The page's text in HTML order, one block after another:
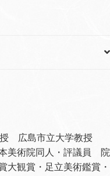
授 広島市立大学教授
美術院同人・評議員 院
大観賞・足立美術鑑賞・